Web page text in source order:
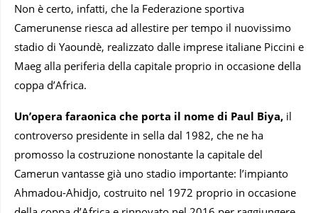
Non è certo, infatti, che la Federazione sportiva
Camerunense riesca ad allestire per tempo il nuovissimo
stadio di Yaoundè, realizzato dalle imprese italiane Piccini e
Maeg alla periferia della capitale proprio in occasione della
coppa d’Africa.
Un’opera faraonica che porta il nome di Paul Biya, il
controverso presidente in sella dal 1982, che ne ha
promosso la costruzione nonostante la capitale del
Camerun vantasse già uno stadio importante: l’impianto
Ahmadou-Ahidjo, costruito nel 1972 proprio in occasione